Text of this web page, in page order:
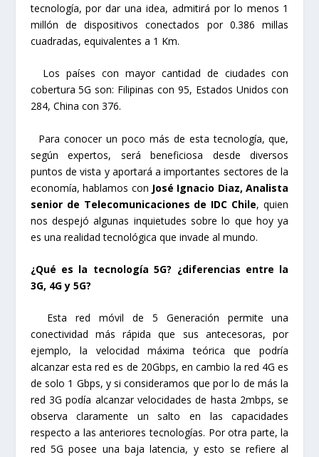
tecnología, por dar una idea, admitirá por lo menos 1
millón de dispositivos conectados por 0.386 millas
cuadradas, equivalentes a 1 Km.
Los países con mayor cantidad de ciudades con
cobertura 5G son: Filipinas con 95, Estados Unidos con
284, China con 376.
Para conocer un poco más de esta tecnología, que,
según expertos, será beneficiosa desde diversos
puntos de vista y aportará a importantes sectores de la
economía, hablamos con José Ignacio Diaz, Analista
senior de Telecomunicaciones de IDC Chile, quien
nos despejó algunas inquietudes sobre lo que hoy ya
es una realidad tecnológica que invade al mundo.
¿Qué es la tecnología 5G? ¿diferencias entre la
3G, 4G y 5G?
Esta red móvil de 5 Generación permite una
conectividad más rápida que sus antecesoras, por
ejemplo, la velocidad máxima teórica que podría
alcanzar esta red es de 20Gbps, en cambio la red 4G es
de solo 1 Gbps, y si consideramos que por lo de más la
red 3G podía alcanzar velocidades de hasta 2mbps, se
observa claramente un salto en las capacidades
respecto a las anteriores tecnologías. Por otra parte, la
red 5G posee una baja latencia, y esto se refiere al